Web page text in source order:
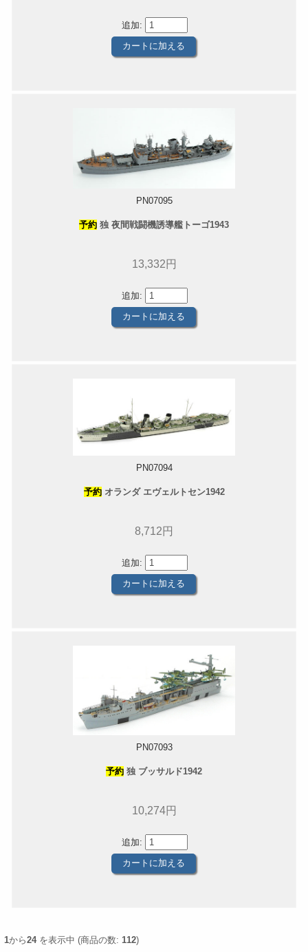
追加:
PN07095
予約 独 夜間戦闘機誘導艦トーゴ1943
13,332円
追加:
PN07094
予約オランダ エヴェルトセン1942
8,712円
追加:
PN07093
予約 独 ブッサルド1942
10,274円
追加:
1から24を表示中 (商品の数: 112)